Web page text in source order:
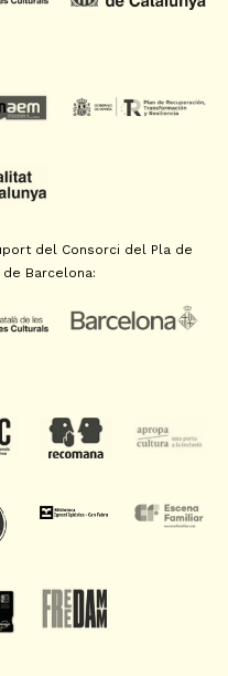
del Consorci del Pla de
Barcelona: